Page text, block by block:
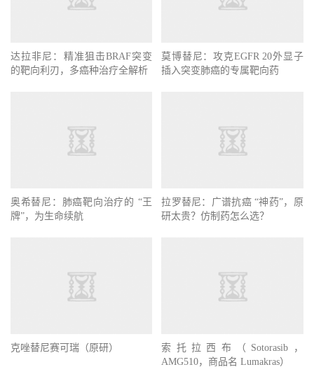
达拉非尼：精准狙击BRAF突变
的靶向利刃，多癌种治疗全解析
莫博替尼：攻克EGFR 20外显子
插入突变肺癌的专属靶向药
奥希替尼：肺癌靶向治疗的 “王
牌”，为生命续航
拉罗替尼：广谱抗癌 “神药”，原
研太贵？仿制药怎么选？
克唑替尼赛可瑞（原研）
索托拉西布（Sotorasib，
AMG510，商品名 Lumakras）